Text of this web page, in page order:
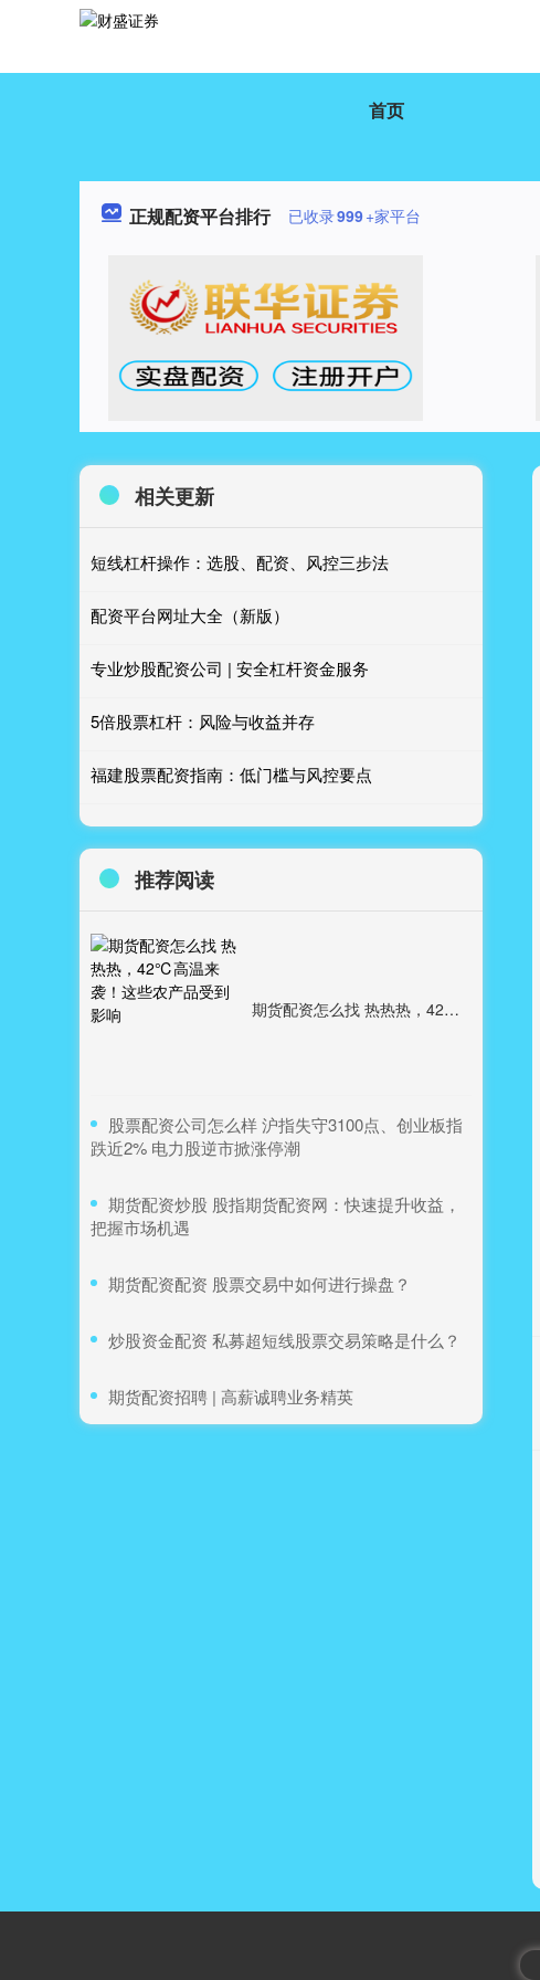
首页
正规配资平台排行 已收录999+家平台
相关更新
短线杠杆操作：选股、配资、风控三步法
配资平台网址大全（新版）
专业炒股配资公司 | 安全杠杆资金服务
5倍股票杠杆：风险与收益并存
福建股票配资指南：低门槛与风控要点
推荐阅读
期货配资怎么找 热热热，42℃高温来袭！这些农产品受到影响
​股票配资公司怎么样 沪指失守3100点、创业板指
跌近2% 电力股逆市掀涨停潮
​期货配资炒股 股指期货配资网：快速提升收益，
把握市场机遇
​期货配资配资 股票交易中如何进行操盘？
​炒股资金配资 私募超短线股票交易策略是什么？
​期货配资招聘 | 高薪诚聘业务精英